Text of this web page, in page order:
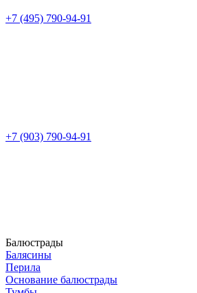
+7 (495) 790-94-91
+7 (903) 790-94-91
Балюстрады
Балясины
Перила
Основание балюстрады